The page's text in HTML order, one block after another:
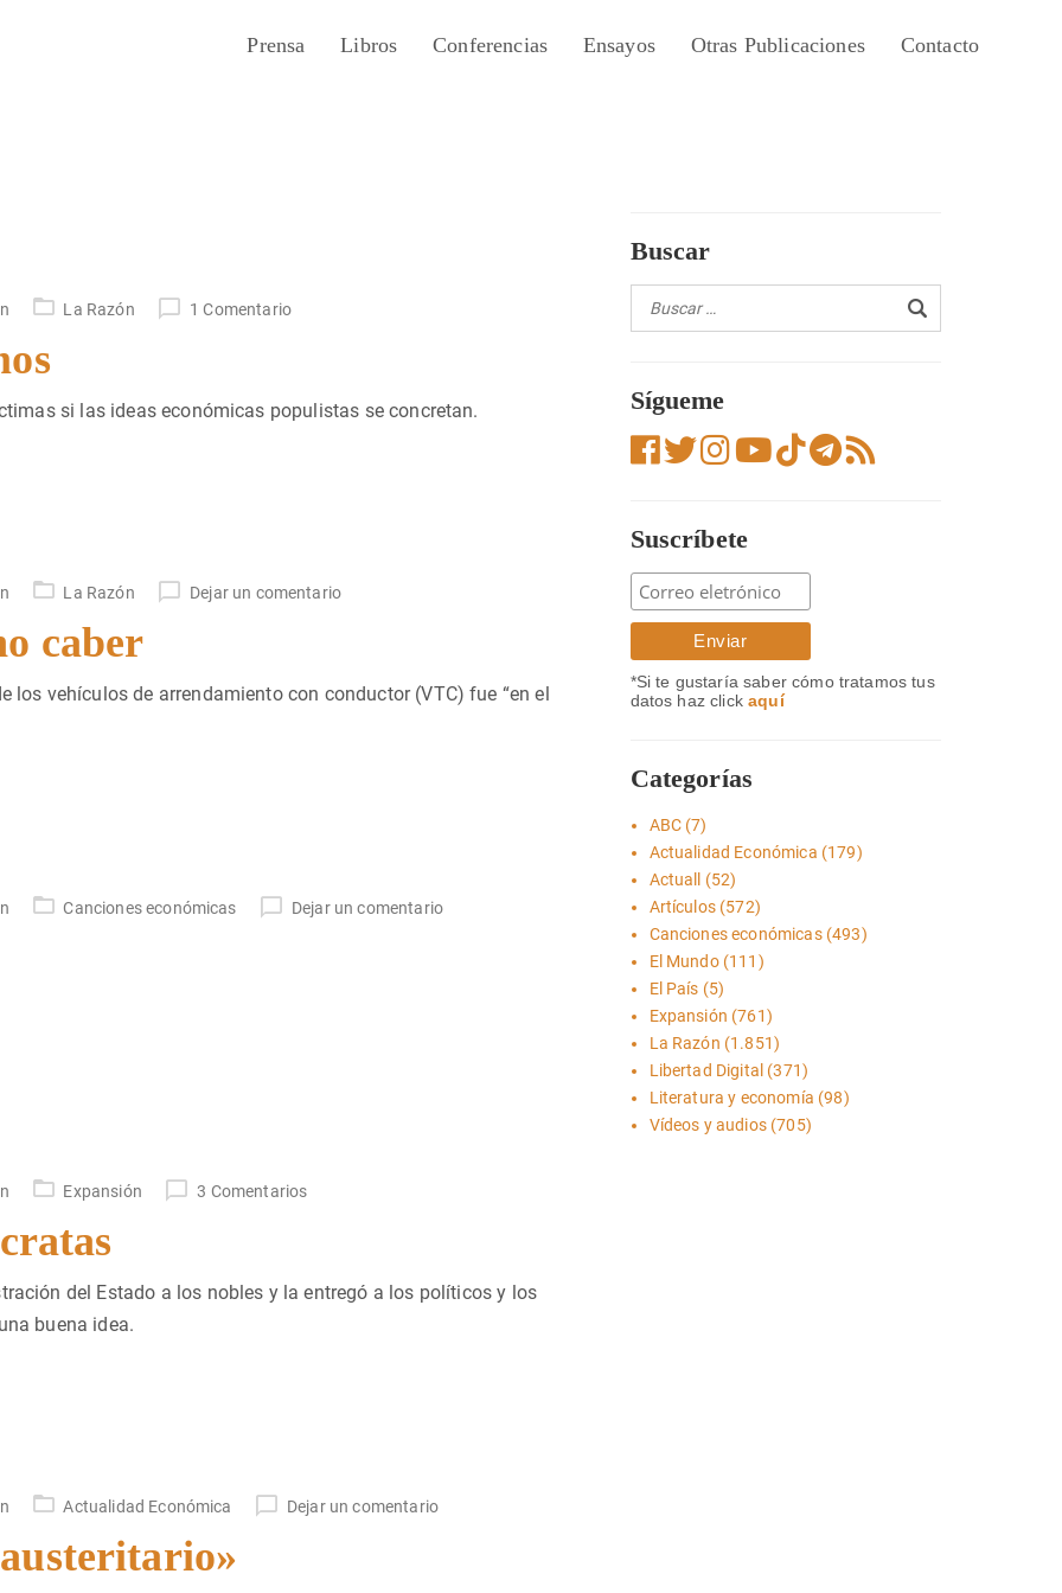
Prensa Libros Conferencias Ensayos Otras Publicaciones Contacto
La Razón 1 Comentario
si las ideas económicas populistas se concretan.
La Razón Dejar un comentario
caber
vehículos de arrendamiento con conductor (VTC) fue “en el
Canciones económicas Dejar un comentario
Expansión 3 Comentarios
del Estado a los nobles y la entregó a los políticos y los
buena idea.
Actualidad Económica Dejar un comentario
Buscar
Sígueme
Suscríbete
*Si te gustaría saber cómo tratamos tus
datos haz clickaquí
Categorías
ABC(7)
Actualidad Económica (179)
Actuall
(52)
Artículos(572)
Canciones económicas(493)
El Mundo(111)
El País (5)
Expansión (761)
La Razón (1.851)
Libertad Digital (371)
Literatura y economía (98)
Vídeos y audios(705)